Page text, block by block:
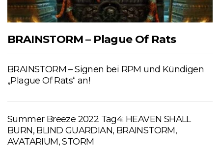
BRAINSTORM – Plague Of Rats
BRAINSTORM – Signen bei RPM und Kündigen
„Plague Of Rats“ an!
Summer Breeze 2022 Tag4: HEAVEN SHALL
BURN, BLIND GUARDIAN, BRAINSTORM,
AVATARIUM, STORM